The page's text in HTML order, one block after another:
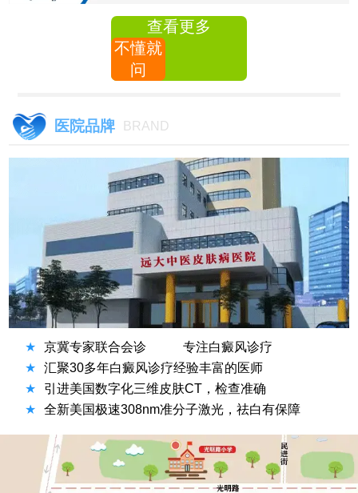
查看更多
不懂就
问
医院品牌 BRAND
★ 京冀专家联合会诊
专注白癜风诊疗
★
汇聚30多年白癜风诊疗经验丰富的医师
★
引进美国数字化三维皮肤CT，检查准确
★
全新美国极速308nm准分子激光，祛白有保障